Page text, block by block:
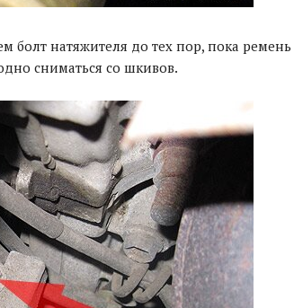
натяжителя до тех пор, пока ремень
сниматься со шкивов.